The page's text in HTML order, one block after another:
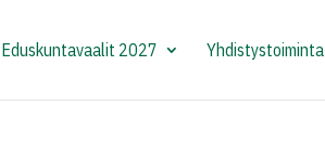
Eduskuntavaalit 2027 Yhdistystoiminta